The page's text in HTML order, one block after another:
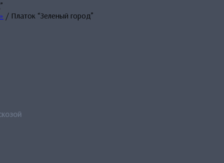
/ Платок “Зеленый город”